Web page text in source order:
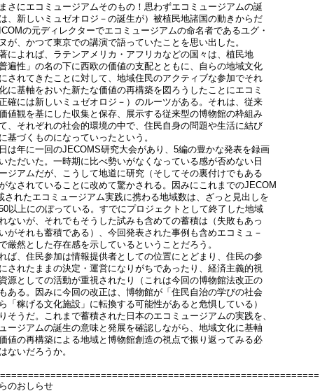
さにエコミュージアムそのもの！思わずエコミュージアムの誕
、新しいミュゼオロジ－の誕生が）被植民地諸国の動きからだ
の元ディレクターでエコミュージアムの命名者であるユグ・
が、かつて東京での講演で語っていたことを思い出した。
によれば、ラテンアメリカ・アフリカなどの国々は、植民地
遍性」の名の下に西欧の価値の支配とともに、自らの地域文化
されてきたことに対して、地域住民のアクティブな参加でそれ
に基軸をおいた新たな価値の再構築を図ろうしたことにエコミ
確には新しいミュゼオロジ－）のルーツがある。それは、従来
値観を基にした収集と保存、展示する従来型の博物館の枠組み
、それぞれの社会的環境の中で、住民自身の問題や生活に結び
基づくものになっていったという。
は年に一回のJECOMS研究大会があり、5編の豊かな発表を録画
ただいた。一時期に比べ勢いがなくなっている感が否めない日
ジアムだが、こうして地道に研究（そしてその裏付けでもある
なされていることに改めて驚かされる。因みにこれまでのJECOM
されたエコミュージアム実践に携わる地域数は、ざっと見出しを
以上にのぼっている。すでにプロジェクトとして終了した地域
ないが、それでもそうした試みも含めての蓄積は（失敗もあっ
がそれも蓄積である）、今回発表された事例も含めエコミュ－
厳然とした存在感を示しているということだろう。
ば、住民参加は情報提供者としての位置にとどまり、住民の参
されたままの決定・運営になりがちであったり、経済主義的視
源としての活動が重視されたり（これは今回の博物館法改正の
ある。因みに今回の改正は、博物館が「住民自治の学びの社会
「稼げる文化施設」に転換する可能性があると危惧している）
そうだ。これまで蓄積された日本のエコミュージアムの実践を、
ージアムの誕生の意味と発展を確認しながら、地域文化に基軸
値の再構築による地域と博物館創造の視点で振り返ってみる必
ないだろうか。
のおしらせ